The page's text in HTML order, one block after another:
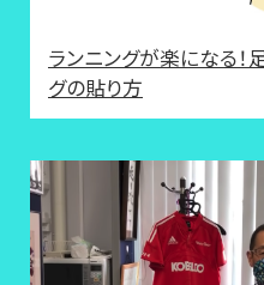
ランニングが楽になる
グの貼り方